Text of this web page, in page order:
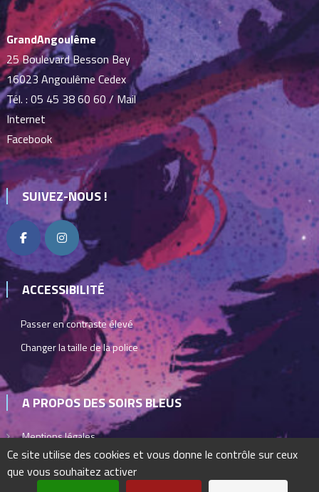
GrandAngoulême
25 Boulevard Besson Bey
16023 Angoulême Cedex
Tél. : 05 45 38 60 60 /Mail
Internet
Facebook
SUIVEZ-NOUS !
ACCESSIBILITÉ
Passer en contraste élevé
Changer la taille de la police
A PROPOS DES SOIRS BLEUS
Mentions légales
Ce site utilise des cookies et vous donne le contrôle sur ceux
que vous souhaitez activer